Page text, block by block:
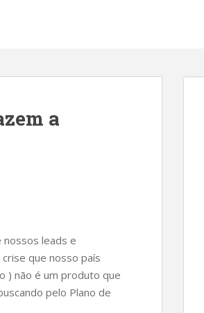
a
nossos leads e
que nosso país
) não é um produto que
pelo Plano de